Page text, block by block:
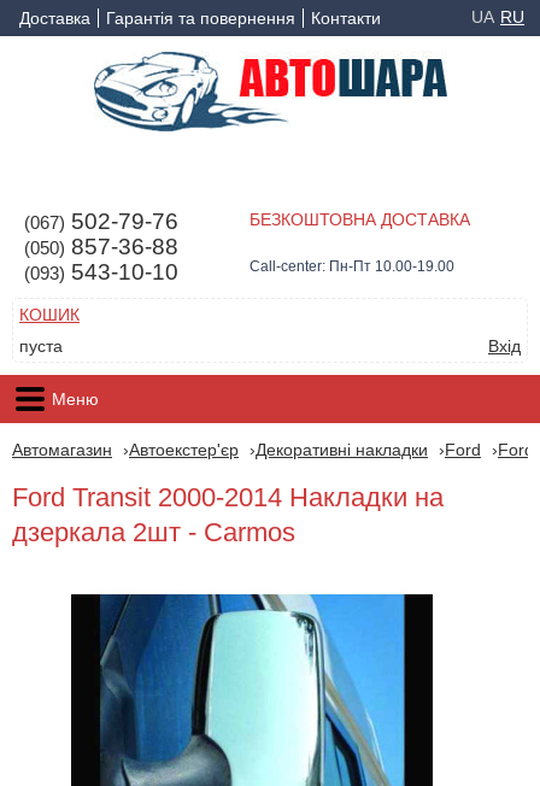
Доставка Гарантія та повернення Контакти UA RU
(067) 502-79-76
(050) 857-36-88
(093) 543-10-10
БЕЗКОШТОВНА ДОСТАВКА
Call-center: Пн-Пт 10.00-19.00
КОШИК
пуста
Вхід
Меню
Автомагазин Автоекстер'єр Декоративні накладки Ford Ford
Ford Transit 2000-2014 Накладки на
дзеркала 2шт - Carmos